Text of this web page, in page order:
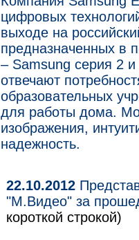
цифровых
выходе на
предназначенных в
– Samsung серия 2
отвечают
образовательных
для работы дома.
изображения,
надежность.
22.10.2012
"М.Видео" за
короткой строкой)